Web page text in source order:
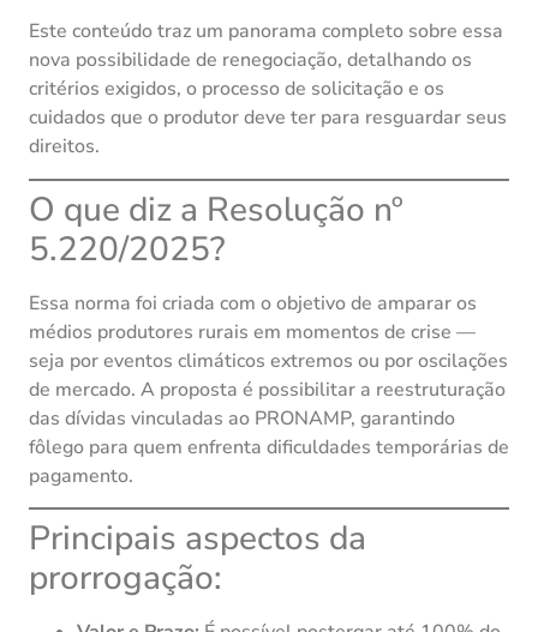
Este conteúdo traz um panorama completo sobre essa
nova possibilidade de renegociação, detalhando os
critérios exigidos, o processo de solicitação e os
cuidados que o produtor deve ter para resguardar seus
direitos.
O que diz a Resolução nº
5.220/2025?
Essa norma foi criada com o objetivo de amparar os
médios produtores rurais em momentos de crise —
seja por eventos climáticos extremos ou por oscilações
de mercado. A proposta é possibilitar a reestruturação
das dívidas vinculadas ao PRONAMP, garantindo
fôlego para quem enfrenta dificuldades temporárias de
pagamento.
Principais aspectos da
prorrogação: